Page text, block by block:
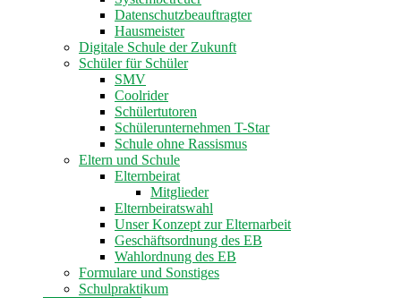
Datenschutzbeauftragter
Hausmeister
Digitale Schule der Zukunft
Schüler für Schüler
SMV
Coolrider
Schülertutoren
Schülerunternehmen T-Star
Schule ohne Rassismus
Eltern und Schule
Elternbeirat
Mitglieder
Elternbeiratswahl
Unser Konzept zur Elternarbeit
Geschäftsordnung des EB
Wahlordnung des EB
Formulare und Sonstiges
Schulpraktikum